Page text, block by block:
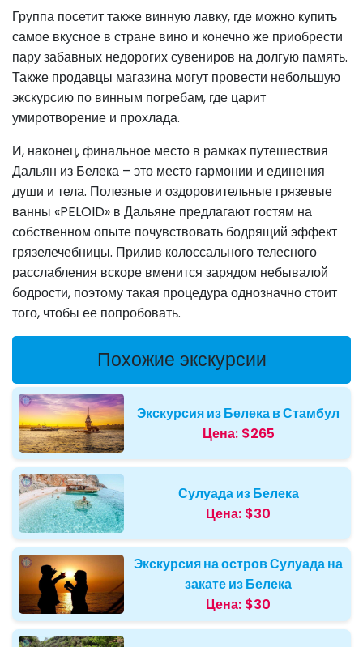
Группа посетит также винную лавку, где можно купить
самое вкусное в стране вино и конечно же приобрести
пару забавных недорогих сувениров на долгую память.
Также продавцы магазина могут провести небольшую
экскурсию по винным погребам, где царит
умиротворение и прохлада.
И, наконец, финальное место в рамках путешествия
Дальян из Белека – это место гармонии и единения
души и тела. Полезные и оздоровительные грязевые
ванны «PELOID» в Дальяне предлагают гостям на
собственном опыте почувствовать бодрящий эффект
грязелечебницы. Прилив колоссального телесного
расслабления вскоре вменится зарядом небывалой
бодрости, поэтому такая процедура однозначно стоит
того, чтобы ее попробовать.
Похожие экскурсии
Экскурсия из Белека в Стамбул
Цена: $265
Сулуада из Белека
Цена: $30
Экскурсия на остров Сулуада на
закате из Белека
Цена: $30